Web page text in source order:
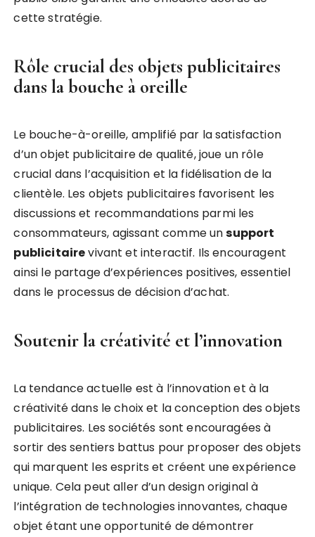
cette stratégie.
Rôle crucial des objets publicitaires
dans la bouche à oreille
Le bouche-à-oreille, amplifié par la satisfaction
d’un objet publicitaire de qualité, joue un rôle
crucial dans l’acquisition et la fidélisation de la
clientèle. Les objets publicitaires favorisent les
discussions et recommandations parmi les
consommateurs, agissant comme unsupport
publicitairevivant et interactif. Ils encouragent
ainsi le partage d’expériences positives, essentiel
dans le processus de décision d’achat.
Soutenir la créativité et l’innovation
La tendance actuelle est à l’innovation et à la
créativité dans le choix et la conception des objets
publicitaires. Les sociétés sont encouragées à
sortir des sentiers battus pour proposer des objets
qui marquent les esprits et créent une expérience
unique. Cela peut aller d’un design original à
l’intégration de technologies innovantes, chaque
objet étant une opportunité de démontrer